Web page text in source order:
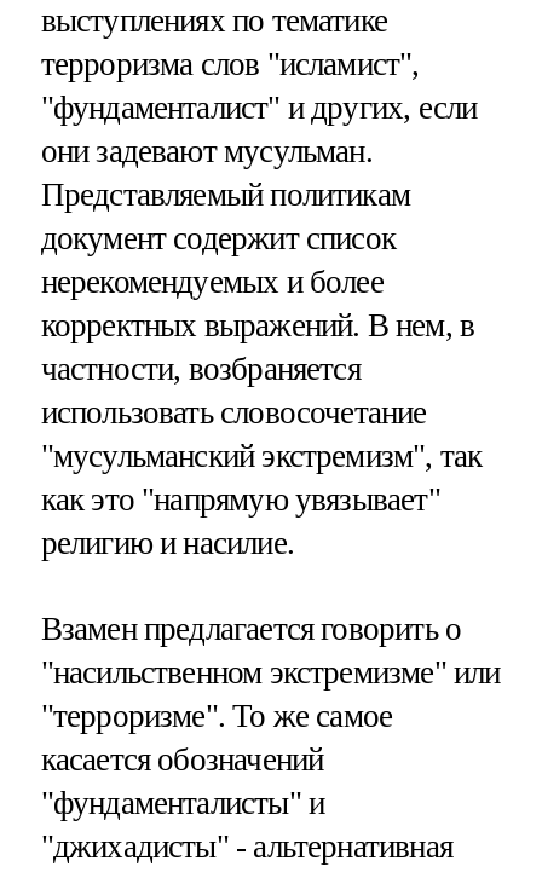
выступлениях по тематике
терроризма слов "исламист",
"фундаменталист" и других, если
они задевают мусульман.
Представляемый политикам
документ содержит список
нерекомендуемых и более
корректных выражений. В нем, в
частности, возбраняется
использовать словосочетание
"мусульманский экстремизм", так
как это "напрямую увязывает"
религию и насилие.
Взамен предлагается говорить о
"насильственном экстремизме" или
"терроризме". То же самое
касается обозначений
"фундаменталисты" и
"джихадисты" - альтернативная